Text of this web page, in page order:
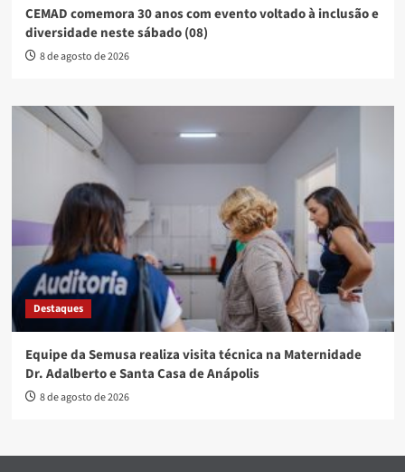
CEMAD comemora 30 anos com evento voltado à inclusão e
diversidade neste sábado (08)
8 de agosto de 2026
Destaques
Equipe da Semusa realiza visita técnica na Maternidade
Dr. Adalberto e Santa Casa de Anápolis
8 de agosto de 2026